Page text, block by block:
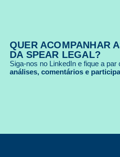
QUER ACOMPANHAR
DA SPEAR LEGAL?
Siga-nos no LinkedIn e fique a par
análises, comentários e